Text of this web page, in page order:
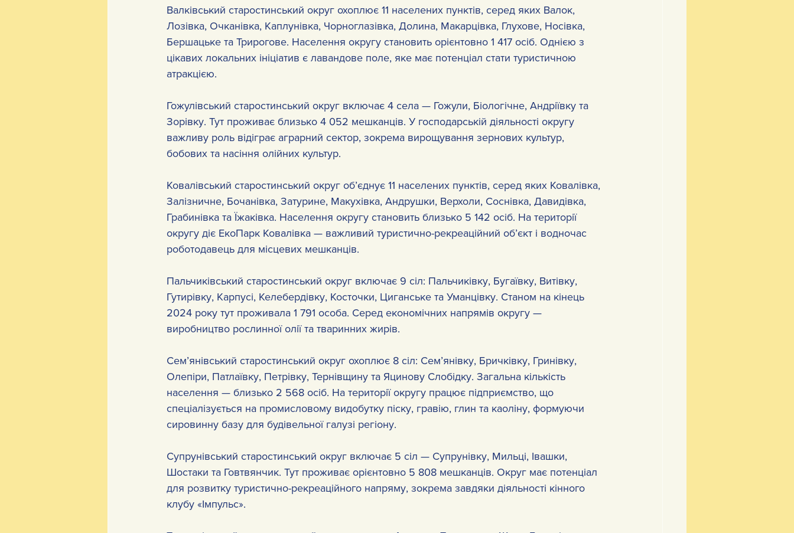
Валківський старостинський округ охоплює 11 населених пунктів, серед яких Валок,
Лозівка, Очканівка, Каплунівка, Чорноглазівка, Долина, Макарцівка, Глухове, Носівка,
Бершацьке та Трирогове. Населення округу становить орієнтовно 1 417 осіб. Однією з
цікавих локальних ініціатив є лавандове поле, яке має потенціал стати туристичною
атракцією.
Гожулівський старостинський округ включає 4 села — Гожули, Біологічне, Андріївку та
Зорівку. Тут проживає близько 4 052 мешканців. У господарській діяльності округу
важливу роль відіграє аграрний сектор, зокрема вирощування зернових культур,
бобових та насіння олійних культур.
Ковалівський старостинський округ об’єднує 11 населених пунктів, серед яких Ковалівка,
Залізничне, Бочанівка, Затурине, Макухівка, Андрушки, Верхоли, Соснівка, Давидівка,
Грабинівка та Їжаківка. Населення округу становить близько 5 142 осіб. На території
округу діє ЕкоПарк Ковалівка — важливий туристично-рекреаційний об’єкт і водночас
роботодавець для місцевих мешканців.
Пальчиківський старостинський округ включає 9 сіл: Пальчиківку, Бугаївку, Витівку,
Гутирівку, Карпусі, Келебердівку, Косточки, Циганське та Уманцівку. Станом на кінець
2024 року тут проживала 1 791 особа. Серед економічних напрямів округу —
виробництво рослинної олії та тваринних жирів.
Сем’янівський старостинський округ охоплює 8 сіл: Сем’янівку, Бричківку, Гринівку,
Олепіри, Патлаївку, Петрівку, Тернівщину та Яцинову Слобідку. Загальна кількість
населення — близько 2 568 осіб. На території округу працює підприємство, що
спеціалізується на промисловому видобутку піску, гравію, глин та каоліну, формуючи
сировинну базу для будівельної галузі регіону.
Супрунівський старостинський округ включає 5 сіл — Супрунівку, Мильці, Івашки,
Шостаки та Говтвянчик. Тут проживає орієнтовно 5 808 мешканців. Округ має потенціал
для розвитку туристично-рекреаційного напряму, зокрема завдяки діяльності кінного
клубу «Імпульс».